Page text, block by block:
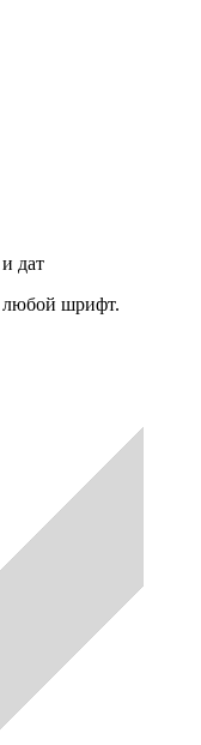
дат
любой шрифт.